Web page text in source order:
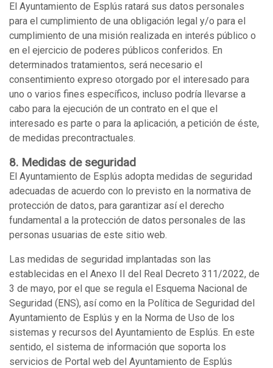
El Ayuntamiento de Esplús ratará sus datos personales
para el cumplimiento de una obligación legal y/o para el
cumplimiento de una misión realizada en interés público o
en el ejercicio de poderes públicos conferidos. En
determinados tratamientos, será necesario el
consentimiento expreso otorgado por el interesado para
uno o varios fines específicos, incluso podría llevarse a
cabo para la ejecución de un contrato en el que el
interesado es parte o para la aplicación, a petición de éste,
de medidas precontractuales.
8. Medidas de seguridad
El Ayuntamiento de Esplús adopta medidas de seguridad
adecuadas de acuerdo con lo previsto en la normativa de
protección de datos, para garantizar así el derecho
fundamental a la protección de datos personales de las
personas usuarias de este sitio web.
Las medidas de seguridad implantadas son las
establecidas en el Anexo II del Real Decreto 311/2022, de
3 de mayo, por el que se regula el Esquema Nacional de
Seguridad (ENS), así como en la Política de Seguridad del
Ayuntamiento de Esplús y en la Norma de Uso de los
sistemas y recursos del Ayuntamiento de Esplús. En este
sentido, el sistema de información que soporta los
servicios de Portal web del Ayuntamiento de Esplús